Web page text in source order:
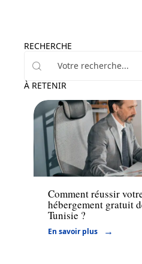
RECHERCHE
À RETENIR
Entreprise
Comment réussir
hébergement gratuit
Tunisie ?
En savoir plus